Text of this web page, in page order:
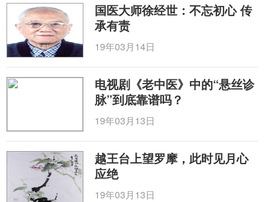
国医大师徐经世：不忘初心 传
承有责
19年03月14日
电视剧《老中医》中的“悬丝诊
脉”到底靠谱吗？
19年03月13日
越王台上望罗摩，此时见月心
应绝
19年03月13日